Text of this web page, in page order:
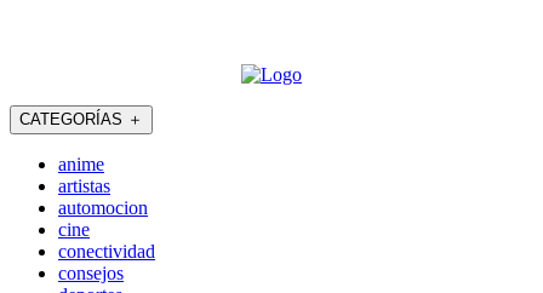
CATEGORÍAS ＋
anime
artistas
automocion
cine
conectividad
consejos